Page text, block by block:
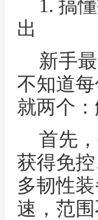
1. 搞
出
新手
不知道
就两个：
首先
获得免
多韧性
速，范